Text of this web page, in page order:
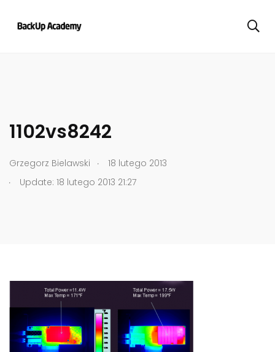
1102vs8242
Grzegorz Bielawski .
18 lutego 2013
.
Update: 18 lutego 2013 21:27